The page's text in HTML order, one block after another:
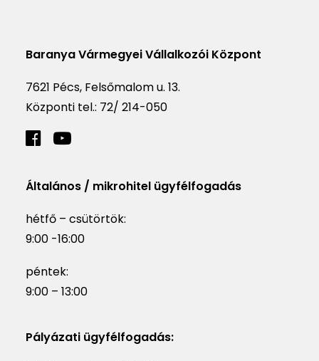
Baranya Vármegyei Vállalkozói Központ
7621 Pécs, Felsőmalom u. 13.
Központi tel.: 72/ 214-050
Általános / mikrohitel ügyfélfogadás
hétfő – csütörtök:
9:00 -16:00
péntek:
9:00 – 13:00
Pályázati ügyfélfogadás: